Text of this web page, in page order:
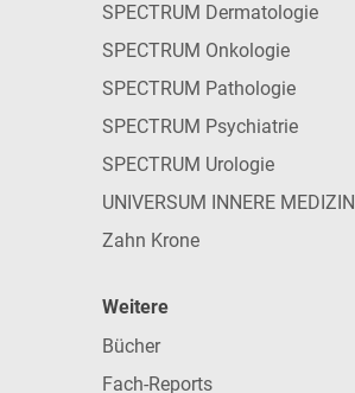
SPECTRUM Dermatologie
SPECTRUM Onkologie
SPECTRUM Pathologie
SPECTRUM Psychiatrie
SPECTRUM Urologie
UNIVERSUM INNERE MEDIZIN
Zahn Krone
Weitere
Bücher
Fach-Reports